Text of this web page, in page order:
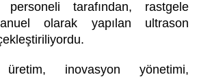
tarafından, rastgele
olarak yapılan ultrason
inovasyon yönetimi,